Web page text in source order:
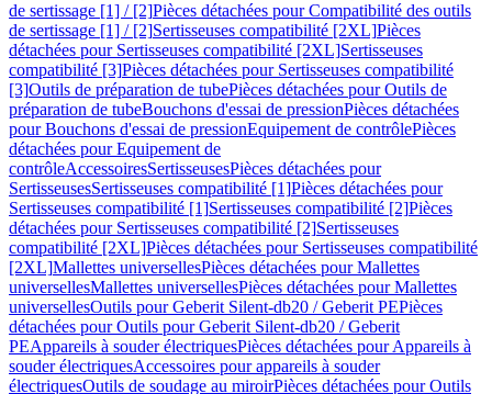
de sertissage [1] / [2]Pièces détachées pour Compatibilité des outils
de sertissage [1] / [2]Sertisseuses compatibilité [2XL]Pièces
détachées pour Sertisseuses compatibilité [2XL]Sertisseuses
compatibilité [3]Pièces détachées pour Sertisseuses compatibilité
[3]Outils de préparation de tubePièces détachées pour Outils de
préparation de tubeBouchons d'essai de pressionPièces détachées
pour Bouchons d'essai de pressionEquipement de contrôlePièces
détachées pour Equipement de
contrôleAccessoiresSertisseusesPièces détachées pour
SertisseusesSertisseuses compatibilité [1]Pièces détachées pour
Sertisseuses compatibilité [1]Sertisseuses compatibilité [2]Pièces
détachées pour Sertisseuses compatibilité [2]Sertisseuses
compatibilité [2XL]Pièces détachées pour Sertisseuses compatibilité
[2XL]Mallettes universellesPièces détachées pour Mallettes
universellesMallettes universellesPièces détachées pour Mallettes
universellesOutils pour Geberit Silent-db20 / Geberit PEPièces
détachées pour Outils pour Geberit Silent-db20 / Geberit
PEAppareils à souder électriquesPièces détachées pour Appareils à
souder électriquesAccessoires pour appareils à souder
électriquesOutils de soudage au miroirPièces détachées pour Outils